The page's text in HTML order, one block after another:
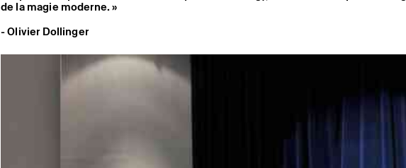
de la magie moderne. »
- Olivier Dollinger